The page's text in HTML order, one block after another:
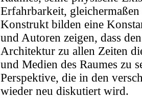
Erfahrbarkeit, gleichermaßen
Konstrukt bilden eine
und Autoren zeigen, dass
Architektur zu allen Zeiten
und Medien des Raumes zu
Perspektive, die in den
wieder neu diskutiert wird.